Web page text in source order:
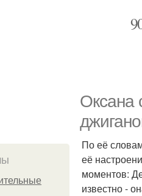
Оксана
По её
её
моментов:
известно -